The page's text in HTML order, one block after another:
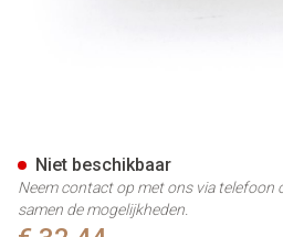
Niet beschikbaar
Neem contact op met ons via telefoon
samen de mogelijkheden.